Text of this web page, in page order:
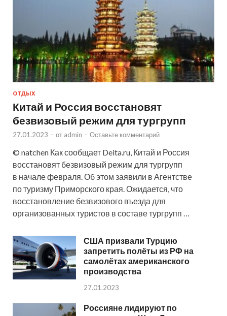
ОТДЫХ
Китай и Россия восстановят
безвизовый режим для тургрупп
27.01.2023 - от admin - Оставьте комментарий
© natchen Как сообщает Deita.ru, Китай и Россия
восстановят безвизовый режим для тургрупп
в начале февраля. Об этом заявили в Агентстве
по туризму Приморского края. Ожидается, что
восстановление безвизового въезда для
организованных туристов в составе тургрупп …
США призвали Турцию
запретить полёты из РФ на
самолётах американского
производства
27.01.2023
Россияне лидируют по